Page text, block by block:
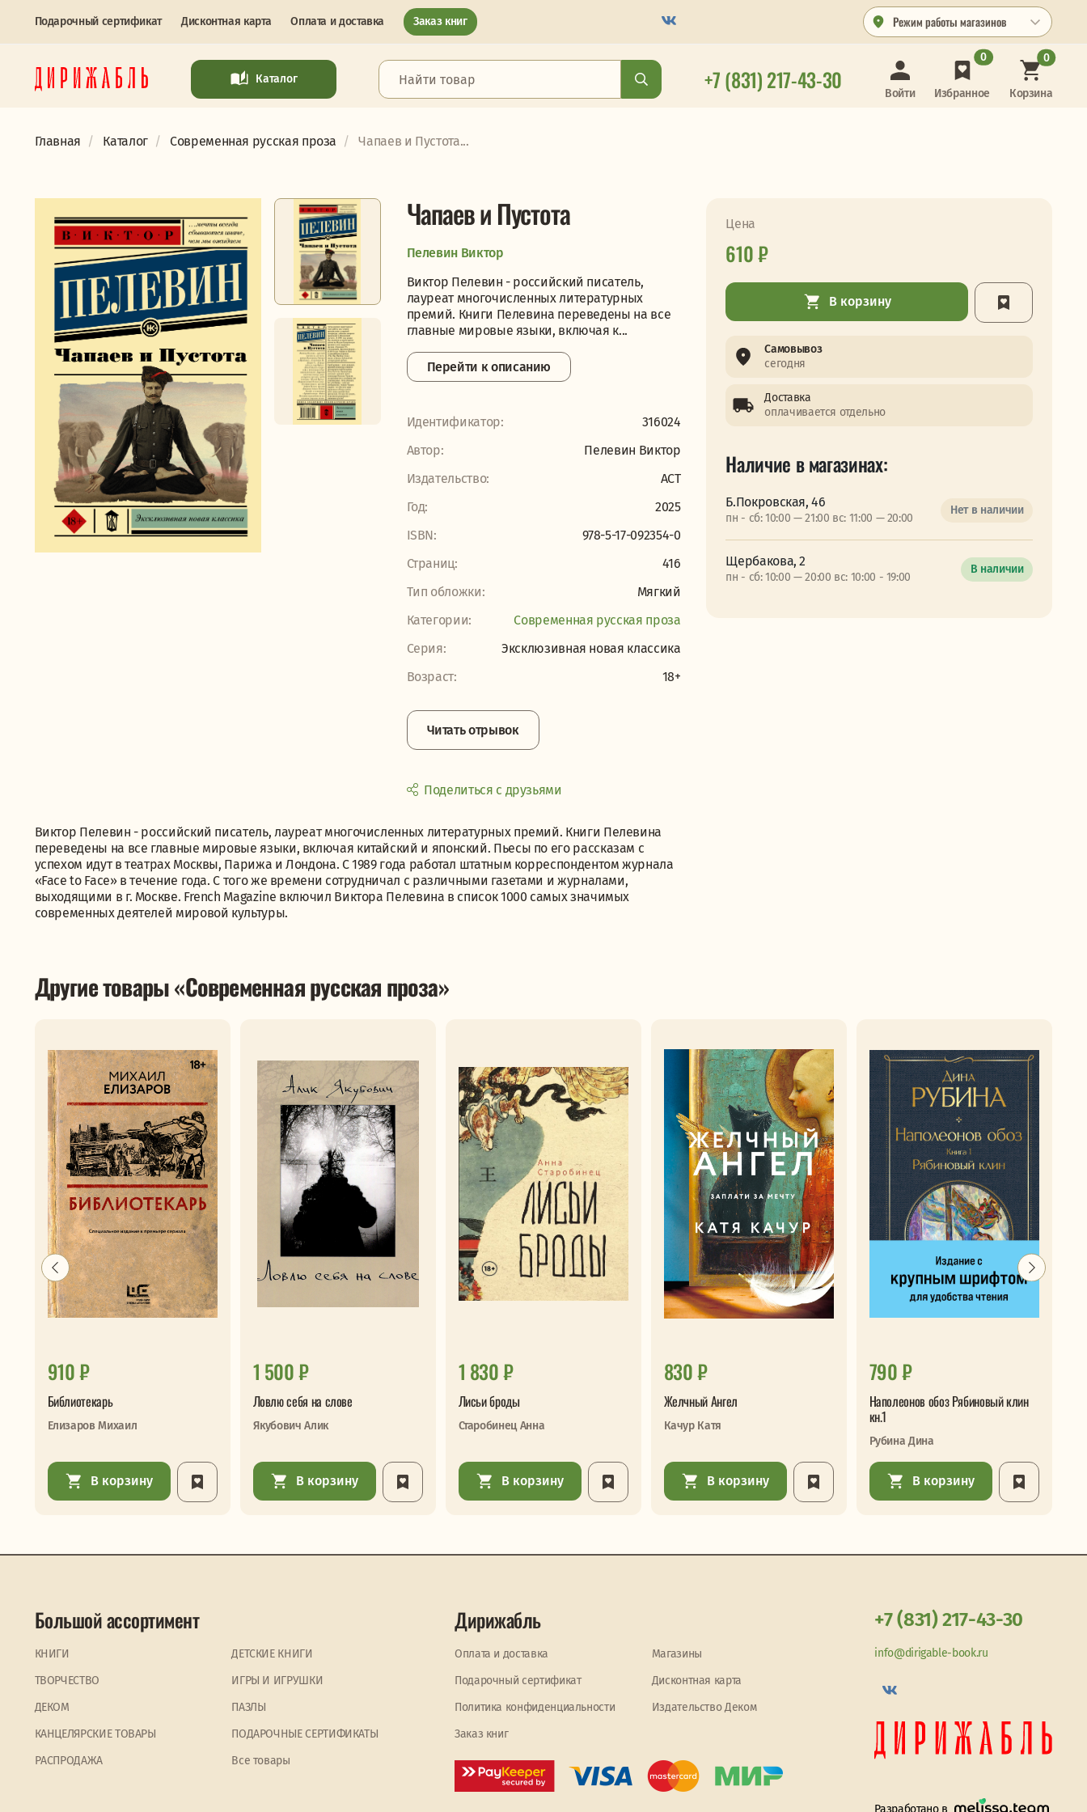
Подарочный сертификат Дисконтная карта Оплата и доставка Заказ книг Режим работы магазинов
Каталог +7 (831) 217-43-30 Войти Избранное
0
Корзина
0
Главная Каталог Современная русская проза Чапаев и Пустота...
Чапаев и Пустота
Пелевин Виктор
Виктор Пелевин - российский писатель,
лауреат многочисленных литературных
премий. Книги Пелевина переведены на все
главные мировые языки, включая к...
Перейти к описанию
Идентификатор:
316024
Автор:
Пелевин Виктор
Издательство:
АСТ
Год:
2025
ISBN:
978-5-17-092354-0
Страниц:
416
Тип обложки:
Мягкий
Категории:
Современная русская проза
Серия:
Эксклюзивная новая классика
Возраст:
18+
Читать отрывок
Поделиться с друзьями
Виктор Пелевин - российский писатель, лауреат многочисленных литературных премий. Книги Пелевина
переведены на все главные мировые языки, включая китайский и японский. Пьесы по его рассказам с
успехом идут в театрах Москвы, Парижа и Лондона. С 1989 года работал штатным корреспондентом журнала
«Face to Face» в течение года. С того же времени сотрудничал с различными газетами и журналами,
выходящими в г. Москве. French Magazine включил Виктора Пелевина в список 1000 самых значимых
современных деятелей мировой культуры.
Цена
610 ₽
В корзину
Самовывоз
сегодня
Доставка
оплачивается отдельно
Наличие в магазинах:
Б.Покровская, 46
пн - сб: 10:00 — 21:00 вс: 11:00 — 20:00
Нет в наличии
Щербакова, 2
пн - сб: 10:00 — 20:00 вс: 10:00 - 19:00
В наличии
Другие товары «Современная русская проза»
910 ₽
Библиотекарь
Елизаров Михаил
В корзину
1 500 ₽
Ловлю себя на слове
Якубович Алик
В корзину
1 830 ₽
Лисьи броды
Старобинец Анна
В корзину
830 ₽
Желчный Ангел
Качур Катя
В корзину
790 ₽
Наполеонов обоз Рябиновый клин
кн.1
Рубина Дина
В корзину
Большой ассортимент
КНИГИ
ДЕТСКИЕ КНИГИ
ТВОРЧЕСТВО
ИГРЫ И ИГРУШКИ
ДЕКОМ
ПАЗЛЫ
КАНЦЕЛЯРСКИЕ ТОВАРЫ
ПОДАРОЧНЫЕ СЕРТИФИКАТЫ
PАСПРОДАЖА
Все товары
Дирижабль
Оплата и доставка
Магазины
Подарочный сертификат
Дисконтная карта
Политика конфиденциальности
Издательство Деком
Заказ книг
+7 (831) 217-43-30
info@dirigable-book.ru
Разработано в